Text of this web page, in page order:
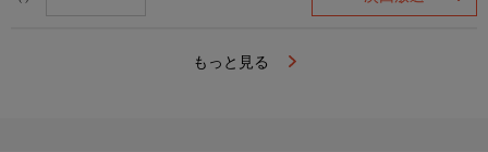
もっと見る